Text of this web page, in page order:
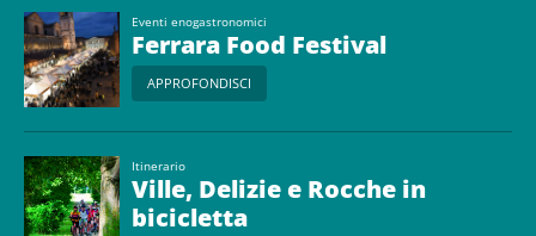
Eventi enogastronomici
Ferrara Food Festival
APPROFONDISCI
Itinerario
Ville, Delizie e Rocche in
bicicletta